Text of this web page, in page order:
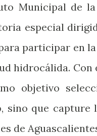
Municipal de la
especial
participar en
hidrocálida. Con
objetivo
sino que capture
de